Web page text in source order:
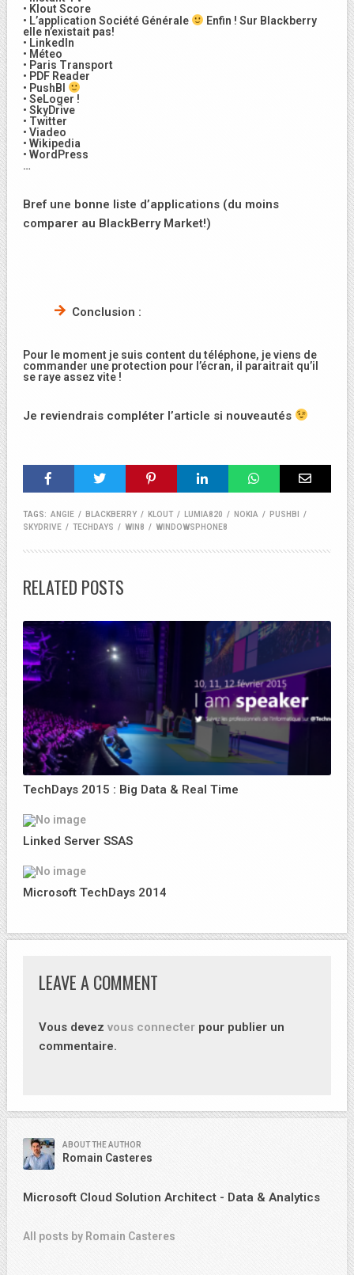
• Klout Score
• L’application Société Générale
Enfin ! Sur Blackberry
elle n’existait pas!
• LinkedIn
• Méteo
• Paris Transport
• PDF Reader
• PushBI
• SeLoger !
• SkyDrive
• Twitter
• Viadeo
• Wikipedia
• WordPress
…
Bref une bonne liste d’applications (du moins
comparer au BlackBerry Market!)
Conclusion :
Pour le moment je suis content du téléphone, je viens de
commander une protection pour l’écran, il paraitrait qu’il
se raye assez vite !
Je reviendrais compléter l’article si nouveautés
TAGS: ANGIE / BLACKBERRY / KLOUT / LUMIA820 / NOKIA / PUSHBI
/
SKYDRIVE / TECHDAYS / WIN8 / WINDOWSPHONE8
RELATED POSTS
TechDays 2015 : Big Data & Real Time
Linked Server SSAS
Microsoft TechDays 2014
LEAVE A COMMENT
Vous devez vous connecter pour publier un
commentaire.
ABOUT THE AUTHOR
Romain Casteres
Microsoft Cloud Solution Architect - Data & Analytics
All posts by Romain Casteres